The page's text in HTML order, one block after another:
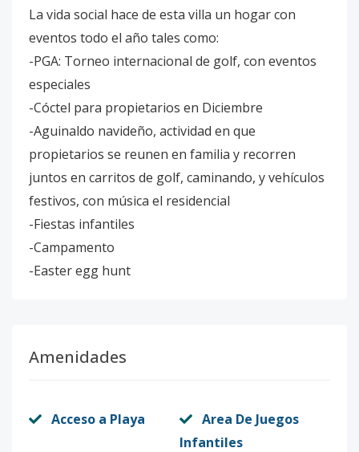
La vida social hace de esta villa un hogar con
eventos todo el año tales como:
-PGA: Torneo internacional de golf, con eventos
especiales
-Cóctel para propietarios en Diciembre
-Aguinaldo navideño, actividad en que
propietarios se reunen en familia y recorren
juntos en carritos de golf, caminando, y vehículos
festivos, con música el residencial
-Fiestas infantiles
-Campamento
-Easter egg hunt
Amenidades
Acceso a Playa
Area De Juegos
Infantiles